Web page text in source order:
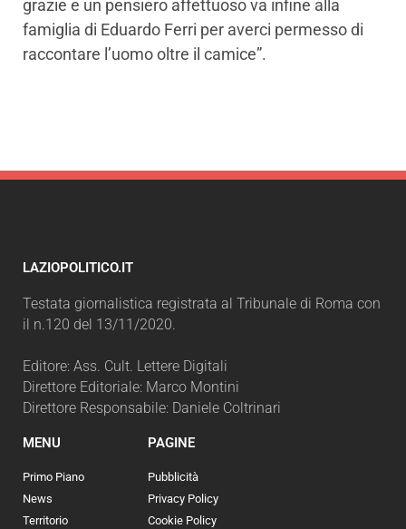
grazie e un pensiero affettuoso va infine alla
famiglia di Eduardo Ferri per averci permesso di
raccontare l’uomo oltre il camice”.
LAZIOPOLITICO.IT
Testata giornalistica registrata al Tribunale di Roma con
il n.120 del 13/11/2020.
Editore: Ass. Cult. Lettere Digitali
Direttore Editoriale: Marco Montini
Direttore Responsabile: Daniele Coltrinari
MENU
Primo Piano
News
Territorio
PAGINE
Pubblicità
Privacy Policy
Cookie Policy